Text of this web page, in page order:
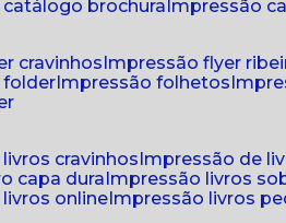
catálogo brochura impressão
cravinhos impressão flyer
folder impressão folhetos
cravinhos impressão de
capa dura impressão livros
online impressão livros